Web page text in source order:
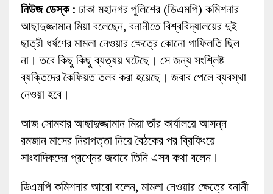
নিউজ ডেস্ক: ঢাকা মহানগর পুলিশের (ডিএমপি) কমিশনার
আছাদুজ্জামান মিয়া বলেছেন, বনানীতে বিশ্ববিদ্যালয়ের দুই
ছাত্রী ধর্ষণের মামলা নেওয়ার ক্ষেত্রে কোনো গাফিলতি ছিল
না। তবে কিছু কিছু ব্যত্যয় ঘটেছে। সে জন্য সংশ্লিষ্ট
ব্যক্তিদের কৈফিয়ত তলব করা হয়েছে। জবাব পেলে ব্যবস্থা
নেওয়া হবে।
আজ সোমবার আছাদুজ্জামান মিয়া তাঁর কার্যালয়ে আসন্ন
রমজান মাসের নিরাপত্তা নিয়ে বৈঠকের পর ব্রিফিংয়ে
সাংবাদিকদের প্রশ্নের জবাবে তিনি এসব কথা বলেন।
ডিএমপি কমিশনার আরো বলেন, মামলা নেওয়ার ক্ষেত্রে বনানী